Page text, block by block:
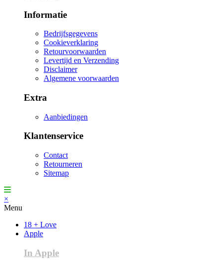
Informatie
Bedrijfsgegevens
Cookieverklaring
Retourvoorwaarden
Levertijd en Verzending
Disclaimer
Algemene voorwaarden
Extra
Aanbiedingen
Klantenservice
Contact
Retourneren
Sitemap
×
Menu
18 + Love
Apple
In Apple